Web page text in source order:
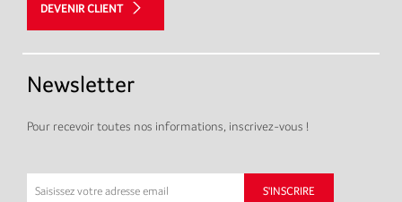
DEVENIR CLIENT
Newsletter
Pour recevoir toutes nos informations, inscrivez-vous !